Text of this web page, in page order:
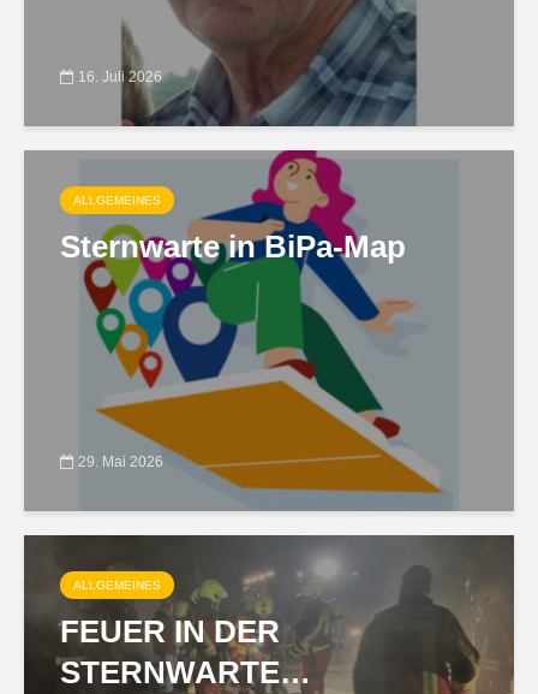
16. Juli 2026
ALLGEMEINES
Sternwarte in BiPa-Map
29. Mai 2026
ALLGEMEINES
FEUER IN DER
STERNWARTE…